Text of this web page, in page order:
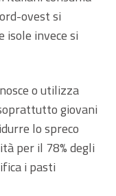
ovest si
isole invece si
o utilizza
giovani
lo spreco
per il 78% degli
i pasti